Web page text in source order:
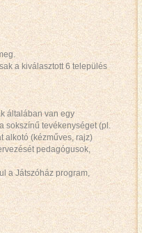
a kiválasztott 6 település
általában van egy
sokszínű tevékenységet (pl.
alkotó (kézműves, rajz)
pedagógusok,
a Játszóház program,